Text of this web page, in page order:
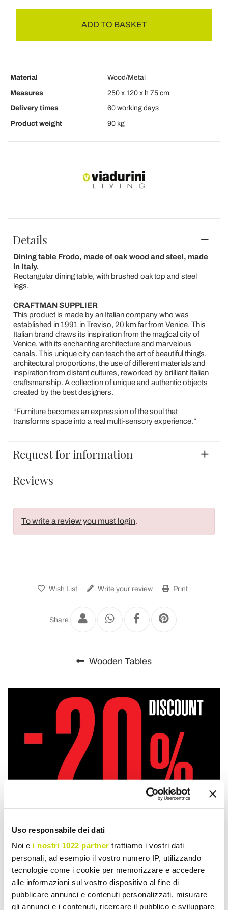
Uso responsabile dei dati
Noi e i nostri 1022 partner trattiamo i vostri dati
personali, ad esempio il vostro numero IP, utilizzando
tecnologie come i cookie per memorizzare e accedere
alle informazioni sul vostro dispositivo al fine di
pubblicare annunci e contenuti personalizzati, misurare
gli annunci e i contenuti, ricercare il pubblico e sviluppare
ADD TO BASKET
Material
Wood/Metal
Measures
250 x 120 x h 75 cm
Delivery times
60 working days
Product weight
90 kg
Details
Dining table Frodo, made of oak wood and steel, made
in Italy.
Rectangular dining table, with brushed oak top and steel
legs.
CRAFTMAN SUPPLIER
This product is made by an Italian company who was
established in 1991 in Treviso, 20 km far from Venice. This
Italian brand draws its inspiration from the magical city of
Venice, with its enchanting architecture and marvelous
canals. This unique city can teach the art of beautiful things,
architectural proportions, the use of different materials and
inspiration from distant cultures, reworked by brilliant Italian
craftsmanship. A collection of unique and authentic objects
created by the best designers.
“Furniture becomes an expression of the soul that
transforms space into a real multi-sensory experience.”
Request for information
Reviews
To write a review you must login.
Wish List Write your review Print
Share
Wooden Tables
Take advantage of it now!